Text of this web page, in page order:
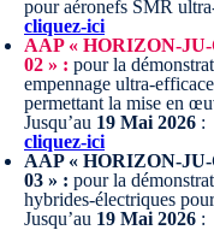
pour aéronefs SMR
cliquez-ici
AAP « HORIZON-
02 » : pour la
empennage ultra-
permettant la mise en
Jusqu’au 19 Mai 2026 :
cliquez-ici
AAP « HORIZON-
03 » : pour la
hybrides-électriques
Jusqu’au 19 Mai 2026 :